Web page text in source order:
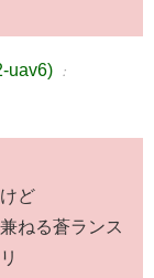
uav6) ：
ど
ねる蒼ランス